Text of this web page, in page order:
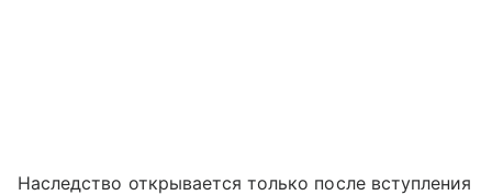
Наследство открывается только после вступления